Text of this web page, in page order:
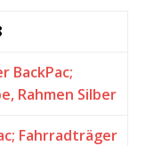
Fahrradträger